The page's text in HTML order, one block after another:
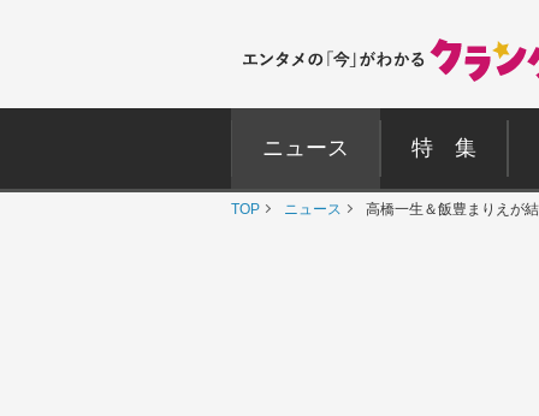
ニュース 特 集
TOP ニュース 高橋一生＆飯豊まりえが